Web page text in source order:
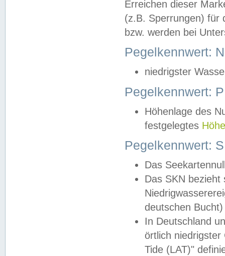
Erreichen dieser
(z.B. Sperrungen) für
bzw. werden bei
Pegelkennwert:
niedrigster
Pegelkennwert:
Höhenlage des
festgelegtes
Pegelkennwert:
Das
Das SKN
deutschen
In Deutschland
örtlich
Tide (LAT)"